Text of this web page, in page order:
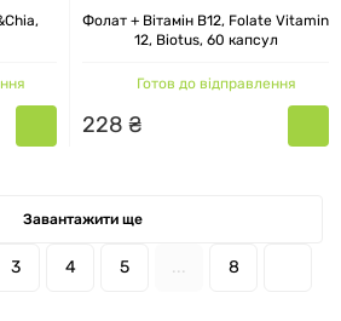
Фолат + Вітамін В12, Folate Vitamin
12, Biotus, 60 капсул
Готов до відправлення
228 ₴
3 4 5 ... 8
Завантажити ще